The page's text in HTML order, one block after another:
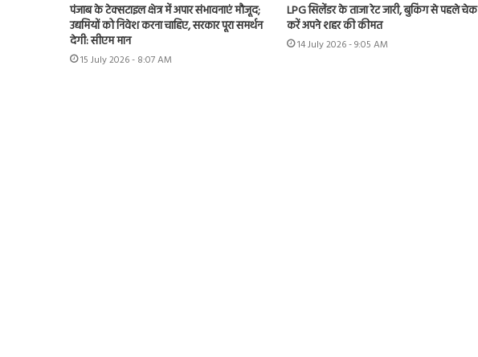
पंजाब के टेक्सटाइल क्षेत्र में अपार संभावनाएं मौजूद;
उद्यमियों को निवेश करना चाहिए, सरकार पूरा समर्थन
देगी: सीएम मान
15 July 2026 - 8:07 AM
LPG सिलेंडर के ताजा रेट जारी, बुकिंग से पहले चेक
करें अपने शहर की कीमत
14 July 2026 - 9:05 AM